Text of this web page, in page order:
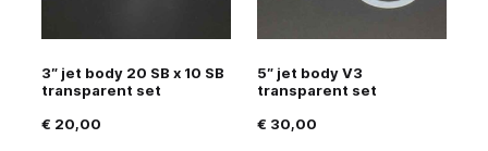
3″ jet body 20 SB x 10 SB
transparent set
€ 20,00
5″ jet body V3
transparent set
€ 30,00